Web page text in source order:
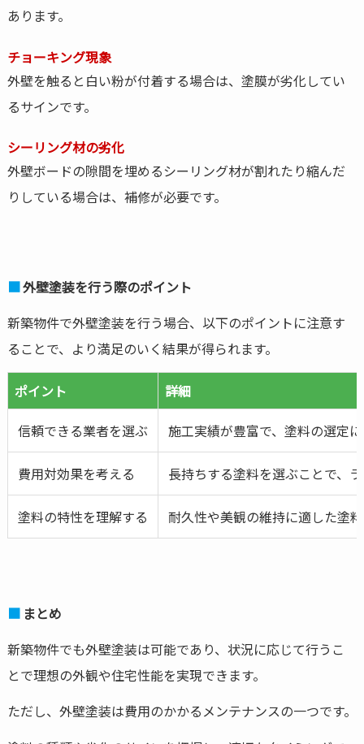
あります。
チョーキング現象
外壁を触ると白い粉が付着する場合は、塗膜が劣化してい
るサインです。
シーリング材の劣化
外壁ボードの隙間を埋めるシーリング材が割れたり縮んだ
りしている場合は、補修が必要です。
外壁塗装を行う際のポイント
新築物件で外壁塗装を行う場合、以下のポイントに注意す
ることで、より満足のいく結果が得られます。
ポイント 詳細
信頼できる業者を選ぶ 施工実績が豊富で、塗料の選定
費用対効果を考える 長持ちする塗料を選ぶことで、
塗料の特性を理解する 耐久性や美観の維持に適した塗
まとめ
新築物件でも外壁塗装は可能であり、状況に応じて行うこ
とで理想の外観や住宅性能を実現できます。
ただし、外壁塗装は費用のかかるメンテナンスの一つです。